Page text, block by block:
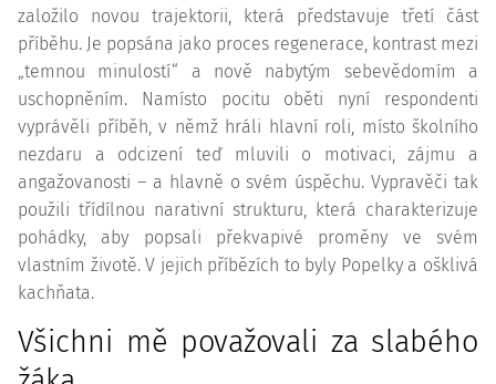
založilo novou trajektorii, která představuje třetí část
příběhu. Je popsána jako proces regenerace, kontrast mezi
„temnou minulostí“ a nově nabytým sebevědomím a
uschopněním. Namísto pocitu oběti nyní respondenti
vyprávěli příběh, v němž hráli hlavní roli, místo školního
nezdaru a odcizení teď mluvili o motivaci, zájmu a
angažovanosti – a hlavně o svém úspěchu. Vypravěči tak
použili třídílnou narativní strukturu, která charakterizuje
pohádky, aby popsali překvapivé proměny ve svém
vlastním životě. V jejich příbězích to byly Popelky a ošklivá
kachňata.
Všichni mě považovali za slabého